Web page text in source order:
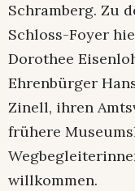
Schramberg. Zu
Schloss-Foyer
Dorothee
Ehrenbürger
Zinell, ihren
frühere
willkommen.